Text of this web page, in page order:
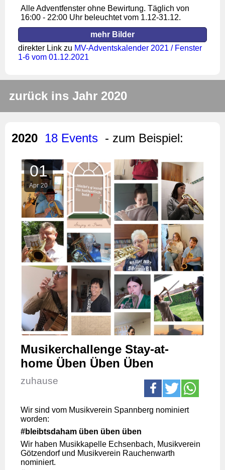
Alle Adventfenster ohne Bewirtung. Täglich von
16:00 - 22:00 Uhr beleuchtet vom 1.12-31.12.
mehr Bilder
direkter Link zu MV-Adventskalender 2021 / Fenster
1-6 vom 01.12.2021
zurück ins Jahr 2020
2020 18 Events - zum Beispiel:
01
Apr 20
Musikerchallenge Stay-at-
home Üben Üben Üben
zuhause
Wir sind vom Musikverein Spannberg nominiert
worden:
#bleibtsdaham üben üben üben
Wir haben Musikkapelle Echsenbach, Musikverein
Götzendorf und Musikverein Rauchenwarth
nominiert.